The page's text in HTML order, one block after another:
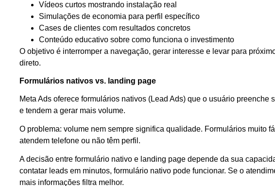
Vídeos curtos mostrando instalação real
Simulações de economia para perfil específico
Cases de clientes com resultados concretos
Conteúdo educativo sobre como funciona o investimento
O objetivo é interromper a navegação, gerar interesse e levar para
direto.
Formulários nativos vs. landing page
Meta Ads oferece formulários nativos (Lead Ads) que o usuário preenche
e tendem a gerar mais volume.
O problema: volume nem sempre significa qualidade. Formulários muito
atendem telefone ou não têm perfil.
A decisão entre formulário nativo e landing page depende da sua
contatar leads em minutos, formulário nativo pode funcionar. Se o
mais informações filtra melhor.